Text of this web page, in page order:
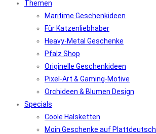
Themen
Maritime Geschenkideen
Für Katzenliebhaber
Heavy-Metal Geschenke
Pfalz Shop
Originelle Geschenkideen
Pixel-Art & Gaming-Motive
Orchideen & Blumen Design
Specials
Coole Halsketten
Moin Geschenke auf Plattdeutsch